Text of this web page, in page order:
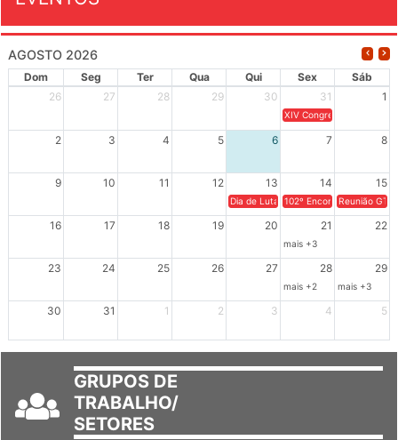
AGOSTO 2026
Dom Seg Ter Qua Qui Sex
Sáb
26
27 28 29 30 31 1
XIV Congresso Brasileiro
2 3 4 5 6 7 8
9 10 11 12 13 14 15
Dia de Luta em Defesa de Cuba e da
102º Encontro da
Reunião
16 17 18 19 20 21 22
mais +3
23 24 25 26 27 28 29
mais +2 mais +3
30 31 1 2 3 4 5
GRUPOS DE
TRABALHO/
SETORES